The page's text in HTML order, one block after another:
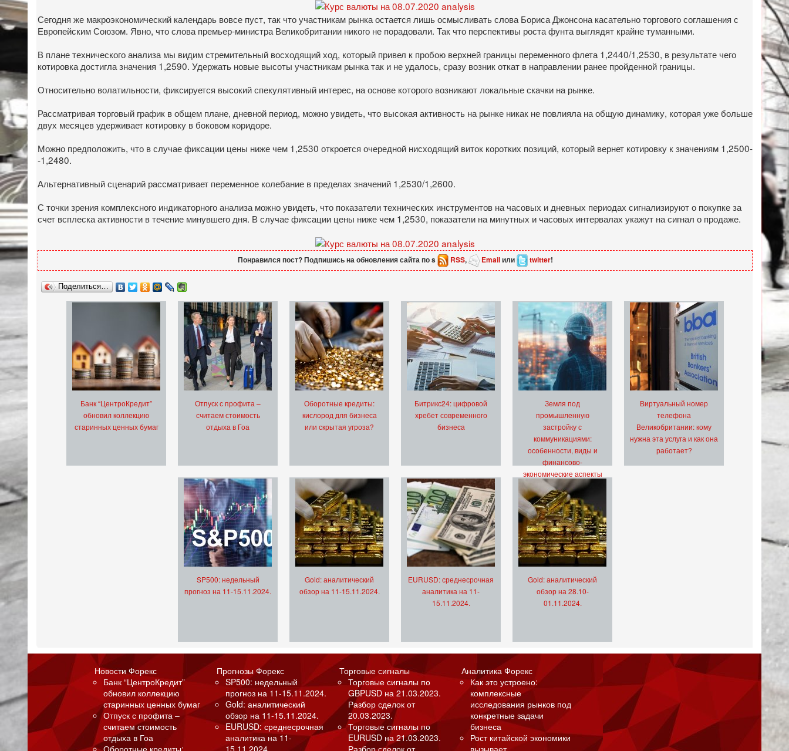
Сегодня же макроэкономический календарь вовсе пуст, так что участникам рынка остается лишь осмысливать слова Бориса Джонсона касательно торгового соглашения с
Европейским Союзом. Явно, что слова премьер-министра Великобритании никого не порадовали. Так что перспективы роста фунта выглядят крайне туманными.
В плане технического анализа мы видим стремительный восходящий ход, который привел к пробою верхней границы переменного флета 1,2440/1,2530, в результате чего
котировка достигла значения 1,2590. Удержать новые высоты участникам рынка так и не удалось, сразу возник откат в направлении ранее пройденной границы.
Относительно волатильности, фиксируется высокий спекулятивный интерес, на основе которого возникают локальные скачки на рынке.
Рассматривая торговый график в общем плане, дневной период, можно увидеть, что высокая активность на рынке никак не повлияла на общую динамику, которая уже больше
двух месяцев удерживает котировку в боковом коридоре.
Можно предположить, что в случае фиксации цены ниже чем 1,2530 откроется очередной нисходящий виток коротких позиций, который вернет котировку к значениям 1,2500-
-1,2480.
Альтернативный сценарий рассматривает переменное колебание в пределах значений 1,2530/1,2600.
С точки зрения комплексного индикаторного анализа можно увидеть, что показатели технических инструментов на часовых и дневных периодах сигнализируют о покупке за
счет всплеска активности в течение минувшего дня. В случае фиксации цены ниже чем 1,2530, показатели на минутных и часовых интервалах укажут на сигнал о продаже.
Понравился пост? Подпишись на обновления сайта по s RSS, Emailили twitter!
Поделиться…
Банк “ЦентроКредит”
обновил коллекцию
старинных ценных бумаг
Отпуск с профита –
считаем стоимость
отдыха в Гоа
Оборотные кредиты:
кислород для бизнеса
или скрытая угроза?
Битрикс24: цифровой
хребет современного
бизнеса
Земля под
промышленную
застройку с
коммуникациями:
особенности, виды и
финансово-
экономические аспекты
Виртуальный номер
телефона
Великобритании: кому
нужна эта услуга и как она
работает?
SP500: недельный
прогноз на 11-15.11.2024.
Gold: аналитический
обзор на 11-15.11.2024.
EURUSD: среднесрочная
аналитика на 11-
15.11.2024.
Gold: аналитический
обзор на 28.10-
01.11.2024.
Новости Форекс
Банк “ЦентроКредит”
обновил коллекцию
старинных ценных бумаг
Отпуск с профита –
считаем стоимость
отдыха в Гоа
Прогнозы Форекс
SP500: недельный
прогноз на 11-15.11.2024.
Gold: аналитический
обзор на 11-15.11.2024.
EURUSD: среднесрочная
аналитика на 11-
Торговые сигналы
Торговые сигналы по
GBPUSD на 21.03.2023.
Разбор сделок от
20.03.2023.
Торговые сигналы по
EURUSD на 21.03.2023.
Аналитика Форекс
Как это устроено:
комплексные
исследования рынков под
конкретные задачи
бизнеса
Рост китайской экономики